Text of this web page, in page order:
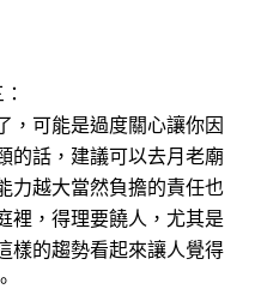
，可能是過度關心讓你因
的話，建議可以去月老廟
力越大當然負擔的責任也
裡，得理要饒人，尤其是
樣的趨勢看起來讓人覺得